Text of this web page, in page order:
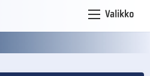
Valikko